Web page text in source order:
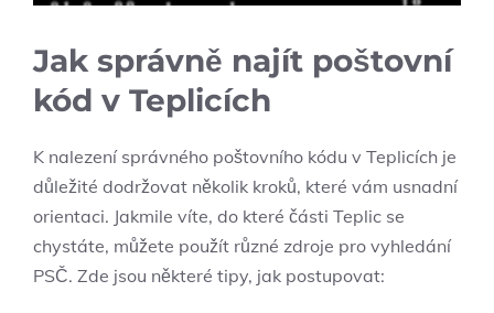
Jak správně najít poštovní
kód v Teplicích
K nalezení správného poštovního kódu v Teplicích je
důležité dodržovat několik kroků, které vám usnadní
orientaci. Jakmile víte, do které části Teplic se
chystáte, můžete použít různé zdroje pro vyhledání
PSČ. Zde jsou některé tipy, jak postupovat: